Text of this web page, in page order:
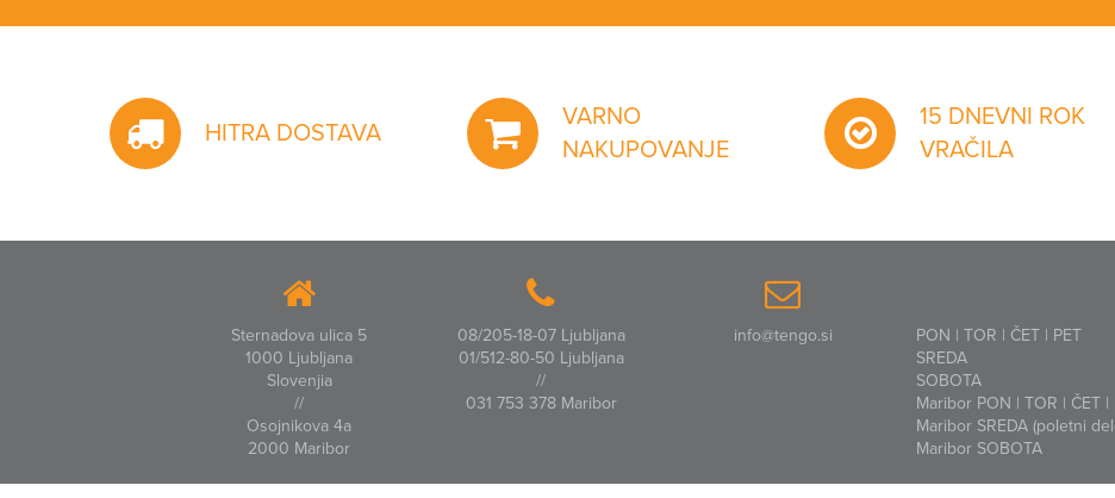
HITRA DOSTAVA
VARNO
NAKUPOVANJE
15 DNEVNI ROK
VRAČILA
Sternadova ulica 5
1000 Ljubljana
Slovenjia
//
Osojnikova 4a
2000 Maribor
08/205-18-07 Ljubljana
01/512-80-50 Ljubljana
//
031 753 378 Maribor
info@tengo.si PON | TOR | ČET | PET
SREDA
SOBOTA
Maribor PON | TOR | ČET
Maribor SREDA (poletni
Maribor SOBOTA